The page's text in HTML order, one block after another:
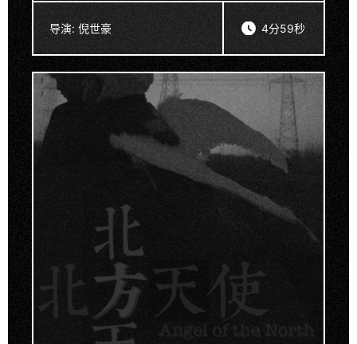
4分59秒
导演: 倪世豪